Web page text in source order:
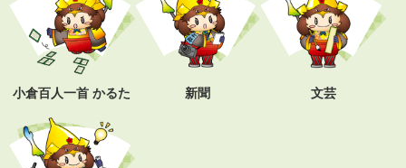
小倉百人一首 かるた 新聞 文芸